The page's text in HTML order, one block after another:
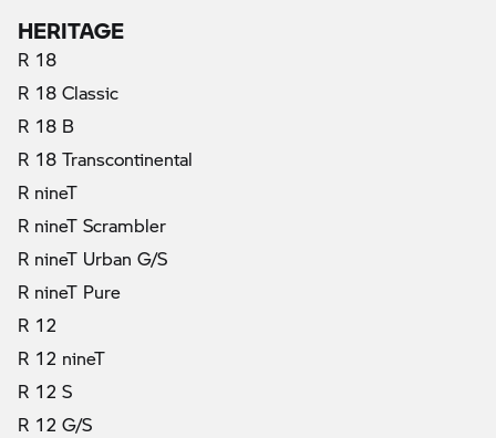
HERITAGE
R 18
R 18 Classic
R 18 B
R 18 Transcontinental
R nineT
R nineT Scrambler
R nineT Urban G/S
R nineT Pure
R 12
R 12 nineT
R 12 S
R 12 G/S